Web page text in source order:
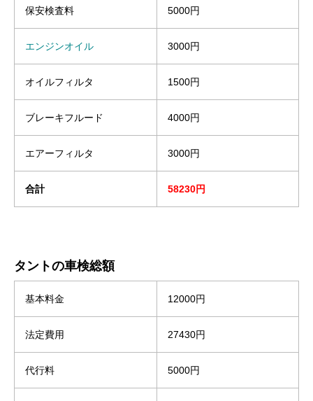
保安検査料 5000円
エンジンオイル 3000円
オイルフィルタ 1500円
ブレーキフルード 4000円
エアーフィルタ 3000円
合計 58230円
タントの車検総額
基本料金 12000円
法定費用 27430円
代行料 5000円